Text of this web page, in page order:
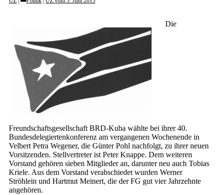
Die
Freundschaftsgesellschaft BRD-Kuba wählte bei ihrer 40.
Bundesdelegiertenkonferenz am vergangenen Wochenende in
Velbert Petra Wegener, die Günter Pohl nachfolgt, zu ihrer neuen
Vorsitzenden. Stellvertreter ist Peter Knappe. Dem weiteren
Vorstand gehören sieben Mitglieder an, darunter neu auch Tobias
Kriele. Aus dem Vorstand verabschiedet wurden Werner
Ströhlein und Hartmut Meinert, die der FG gut vier Jahrzehnte
angehören.